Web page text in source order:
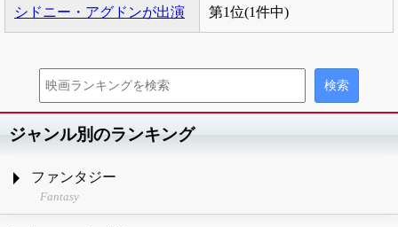
シドニー・アグドンが出演 第1位(1件中)
ジャンル別のランキング
ファンタジー
Fantasy